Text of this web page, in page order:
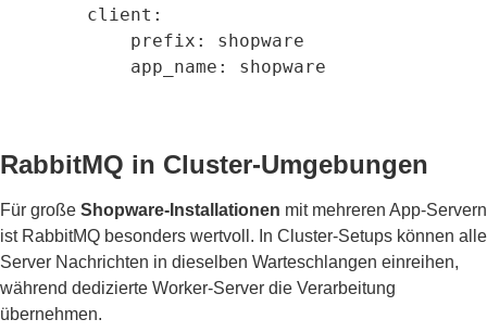
client:
prefix: shopware
app_name: shopware
RabbitMQ in Cluster-Umgebungen
Für große Shopware-Installationen mit mehreren App-Servern
ist RabbitMQ besonders wertvoll. In Cluster-Setups können alle
Server Nachrichten in dieselben Warteschlangen einreihen,
während dedizierte Worker-Server die Verarbeitung
übernehmen.